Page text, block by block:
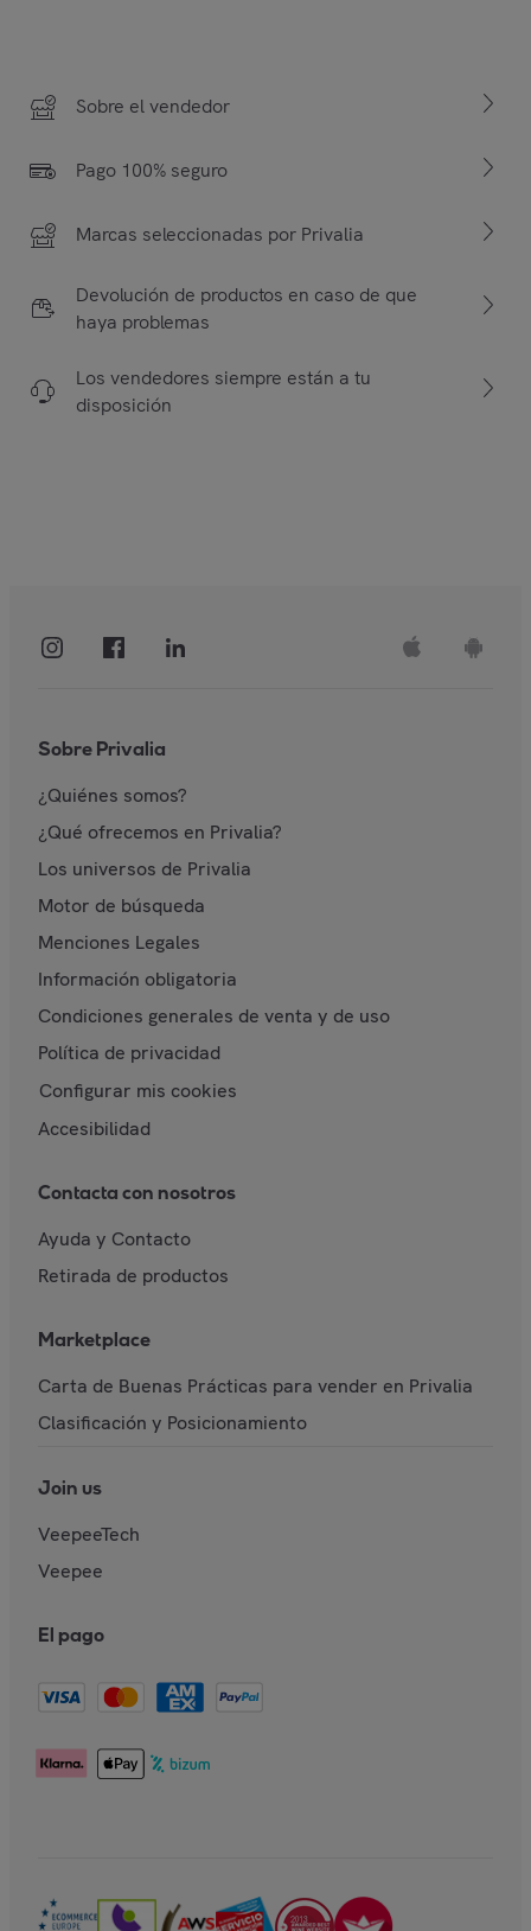
Sobre el vendedor
Pago 100% seguro
Marcas seleccionadas por Privalia
Devolución de productos en caso de que
haya problemas
Los vendedores siempre están a tu
disposición
Sobre Privalia
¿Quiénes somos?
¿Qué ofrecemos en Privalia?
Los universos de Privalia
Motor de búsqueda
Menciones Legales
Información obligatoria
Condiciones generales de venta y de uso
Política de privacidad
Configurar mis cookies
Accesibilidad
Contacta con nosotros
Ayuda y Contacto
Retirada de productos
Marketplace
Carta de Buenas Prácticas para vender en Privalia
Clasificación y Posicionamiento
Join us
VeepeeTech
Veepee
El pago